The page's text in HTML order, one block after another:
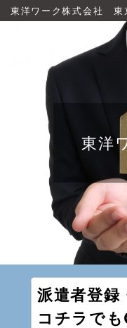
東洋ワーク株式会社 東
東洋
派遣者登録
コチラでも